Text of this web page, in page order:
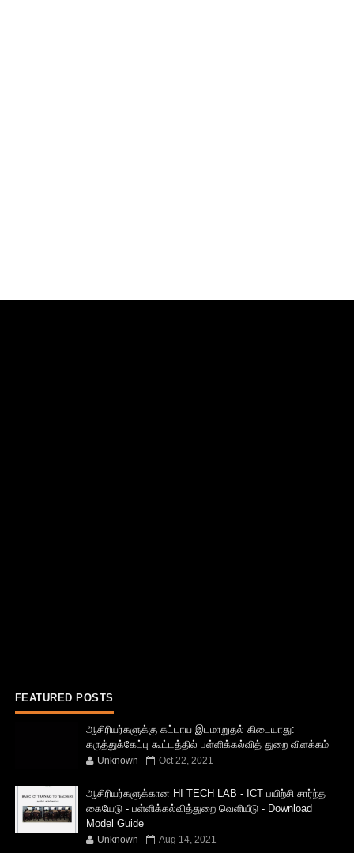
FEATURED POSTS
ஆசிரியர்களுக்கு கட்டாய இடமாறுதல் கிடையாது:
கருத்துக்கேட்பு கூட்டத்தில் பள்ளிக்கல்வித் துறை விளக்கம்
Unknown Oct 22, 2021
ஆசிரியர்களுக்கான HI TECH LAB - ICT பயிற்சி சார்ந்த
கையேடு - பள்ளிக்கல்வித்துறை வெளியீடு - Download
Model Guide
Unknown Aug 14, 2021